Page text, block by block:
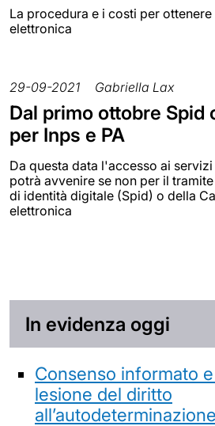
La procedura e i costi per
elettronica
29-09-2021 Gabriella Lax
Dal primo ottobre Spid
per Inps e PA
Da questa data l'accesso ai
potrà avvenire se non per il
di identità digitale (Spid) o della
elettronica
In evidenza oggi
Consenso informato
lesione del diritto
all’autodeterminazione